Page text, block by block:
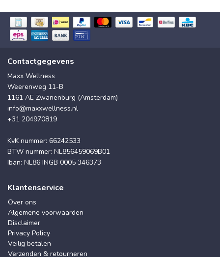
Contactgegevens
Maxx Wellness
Weerenweg 11-B
1161 AE Zwanenburg (Amsterdam)
info@maxxwellness.nl
+31 204970819
KvK nummer: 66242533
BTW nummer: NL856459069B01
Iban: NL86 INGB 0005 346373
Klantenservice
Over ons
Algemene voorwaarden
Disclaimer
Privacy Policy
Veilig betalen
Verzenden & retourneren